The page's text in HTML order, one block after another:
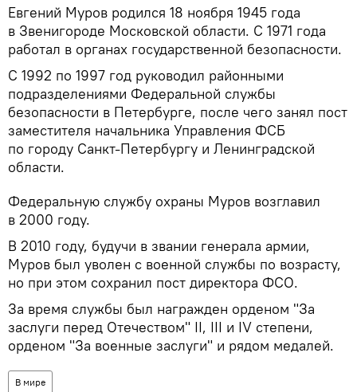
Евгений Муров родился 18 ноября 1945 года
в Звенигороде Московской области. С 1971 года
работал в органах государственной безопасности.
С 1992 по 1997 год руководил районными
подразделениями Федеральной службы
безопасности в Петербурге, после чего занял пост
заместителя начальника Управления ФСБ
по городу Санкт-Петербургу и Ленинградской
области.
Федеральную службу охраны Муров возглавил
в 2000 году.
В 2010 году, будучи в звании генерала армии,
Муров был уволен с военной службы по возрасту,
но при этом сохранил пост директора ФСО.
За время службы был награжден орденом "За
заслуги перед Отечеством" II, III и IV степени,
орденом "За военные заслуги" и рядом медалей.
В мире